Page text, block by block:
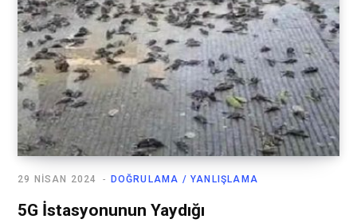
DOĞRULAMA / YANLIŞLAMA
29 NISAN 2024
5G İstasyonunun Yaydığı